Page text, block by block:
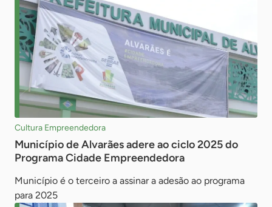
Cultura Empreendedora
Município de Alvarães adere ao ciclo 2025 do
Programa Cidade Empreendedora
Município é o terceiro a assinar a adesão ao programa
para 2025